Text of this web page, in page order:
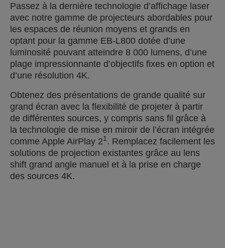
Passez à la dernière technologie d’affichage laser
avec notre gamme de projecteurs abordables pour
les espaces de réunion moyens et grands en
optant pour la gamme EB-L800 dotée d’une
luminosité pouvant atteindre 8 000 lumens, d’une
plage impressionnante d’objectifs fixes en option et
d’une résolution 4K.
Obtenez des présentations de grande qualité sur
grand écran avec la flexibilité de projeter à partir
de différentes sources, y compris sans fil grâce à
la technologie de mise en miroir de l’écran intégrée
comme Apple AirPlay 21. Remplacez facilement les
solutions de projection existantes grâce au lens
shift grand angle manuel et à la prise en charge
des sources 4K.